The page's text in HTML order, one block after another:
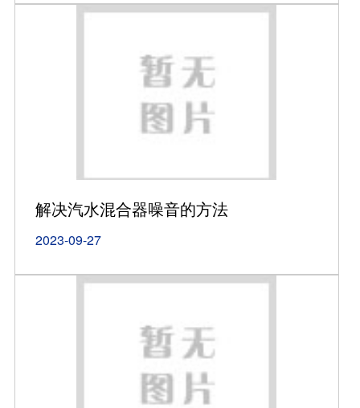
解决汽水混合器噪音的方法
2023-09-27